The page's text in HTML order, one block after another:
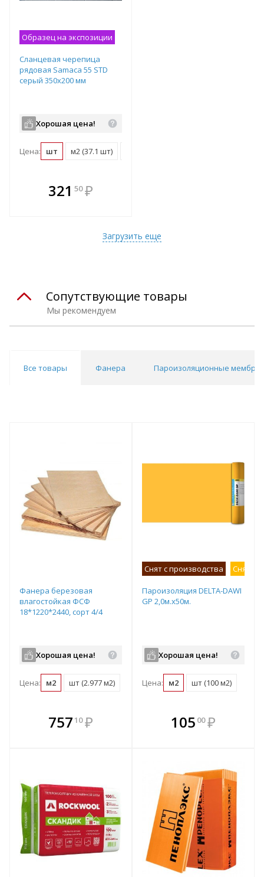
Образец на экспозиции
Сланцевая черепица
рядовая Samaca 55 STD
серый 350х200 мм
Хорошая цена!
Цена: шт м2 (37.1 шт)
321 50 ₽
Загрузить еще
Мы рекомендуем
Сопутствующие товары
Все товары Фанера Пароизоляционные
Фанера березовая
влагостойкая ФСФ
18*1220*2440, сорт 4/4
Хорошая цена!
Цена: м2 шт (2.977 м2)
757 10 ₽
В комплекте
всегда выгоднее!
Снят с производства Снят с
Пароизоляция DELTA-DAWI
GP 2,0м.х50м.
Хорошая цена!
Цена: м2 шт (100 м2)
В комплекте
всегда выгоднее!
105 00 ₽